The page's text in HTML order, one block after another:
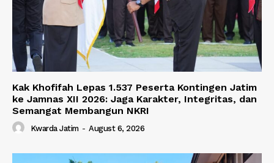
Kak Khofifah Lepas 1.537 Peserta Kontingen Jatim
ke Jamnas XII 2026: Jaga Karakter, Integritas, dan
Semangat Membangun NKRI
Kwarda Jatim - August 6, 2026